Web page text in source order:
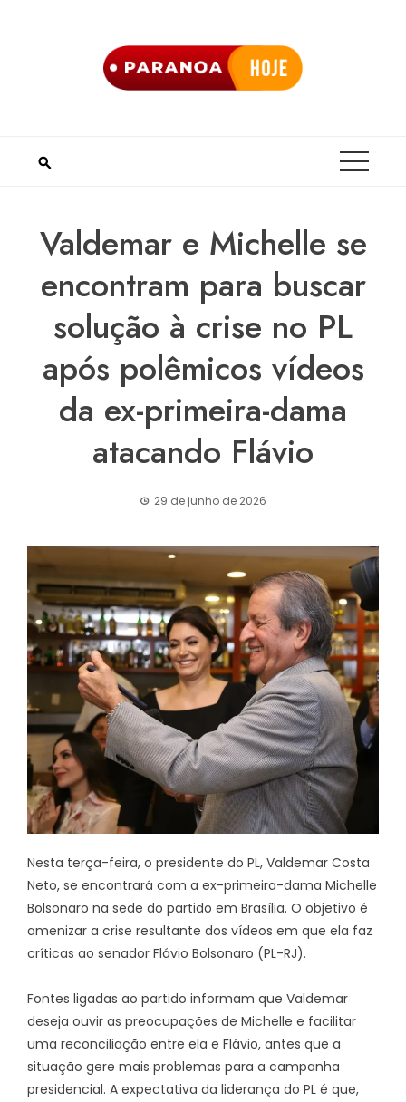
Valdemar e Michelle se
encontram para buscar
solução à crise no PL
após polêmicos vídeos
da ex-primeira-dama
atacando Flávio
29 de junho de 2026
Nesta terça-feira, o presidente do PL, Valdemar Costa
Neto, se encontrará com a ex-primeira-dama Michelle
Bolsonaro na sede do partido em Brasília. O objetivo é
amenizar a crise resultante dos vídeos em que ela faz
críticas ao senador Flávio Bolsonaro (PL-RJ).
Fontes ligadas ao partido informam que Valdemar
deseja ouvir as preocupações de Michelle e facilitar
uma reconciliação entre ela e Flávio, antes que a
situação gere mais problemas para a campanha
presidencial. A expectativa da liderança do PL é que,